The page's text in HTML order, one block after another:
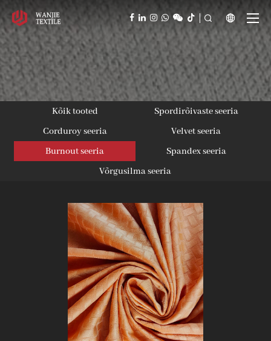
  
Kõik tooted
Spordirõivaste seeria
Corduroy seeria
Velvet seeria
Burnout seeria
Spandex seeria
Võrgusilma seeria